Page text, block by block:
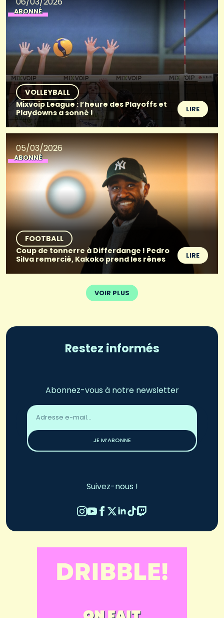
ABONNÉ
VOLLEYBALL
Mixvoip League : l’heure des Playoffs et
Playdowns a sonné !
LIRE
05/03/2026
ABONNÉ
FOOTBALL
Coup de tonnerre à Differdange ! Pedro
Silva remercié, Kakoko prend les rênes
LIRE
VOIR PLUS
Restez informés
Abonnez-vous à notre newsletter
Adresse
email
JE M’ABONNE
Suivez-nous !